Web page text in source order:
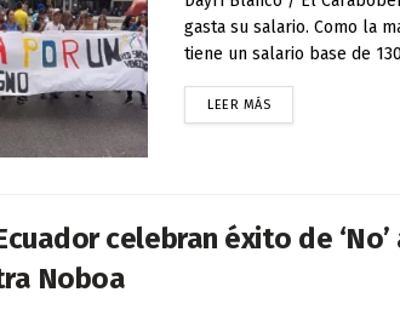
gasta su salario. Como la
tiene un salario base de
LEER MÁS
celebran éxito de
Noboa